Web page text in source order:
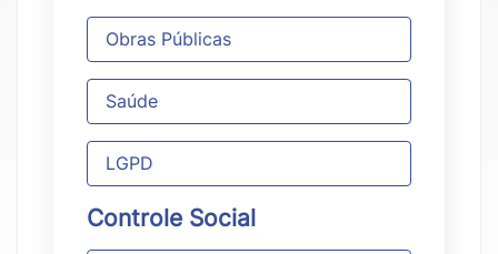
Obras Públicas
Saúde
LGPD
Controle Social